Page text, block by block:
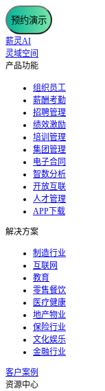
预约演示
薪灵AI
灵域空间
产品功能
组织员工
薪酬考勤
招聘管理
绩效激励
培训管理
集团管理
电子合同
智数分析
开放互联
人才管理
APP下载
解决方案
制造行业
互联网
教育
零售餐饮
医疗健康
地产物业
保险行业
文化娱乐
金融行业
客户案例
资源中心